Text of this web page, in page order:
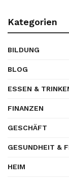
Kategorien
BILDUNG
BLOG
ESSEN &
FINANZEN
GESCHÄFT
GESUNDHEIT &
HEIM